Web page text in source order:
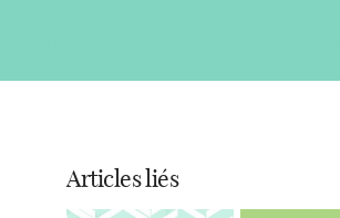
Articles liés